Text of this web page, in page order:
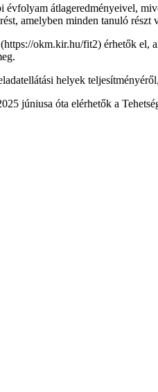
átlageredményeivel,
amelyben minden tanuló részt
okm.kir.hu/fit2) érhetők
helyek
júniusa óta elérhetők a